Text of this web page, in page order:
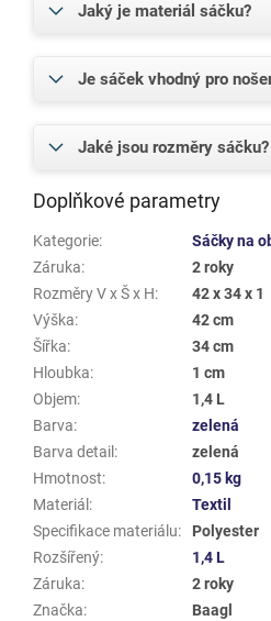
Jaký je materiál sáčku?
Je sáček vhodný pro
Jaké jsou rozměry sáčku?
Doplňkové parametry
Kategorie:
Sáčky na
Záruka:
2 roky
Rozměry V x Š x H:
42 x 34 x 1
Výška:
42 cm
Šířka:
34 cm
Hloubka:
1 cm
Objem:
1,4 L
Barva:
zelená
Barva detail :
zelená
Hmotnost:
0,15 kg
Materiál :
Textil
Specifikace materiálu:
Polyester
Rozšířený:
1,4 L
Záruka:
2 roky
Značka: Baagl